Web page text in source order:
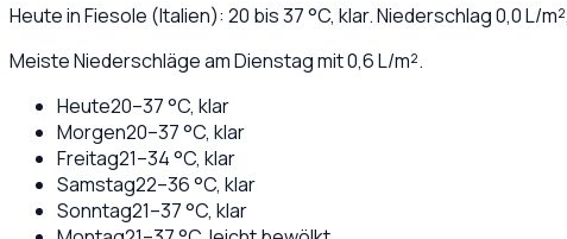
Heute inFiesole (Italien): 20 bis37°C, klar. Niederschlag0,0L/
Meiste Niederschläge am Dienstag mit 0,6 L/m².
Heute20–37°C, klar
Morgen20–37°C, klar
Freitag21–34°C, klar
Samstag22–36°C, klar
Sonntag21–37°C, klar